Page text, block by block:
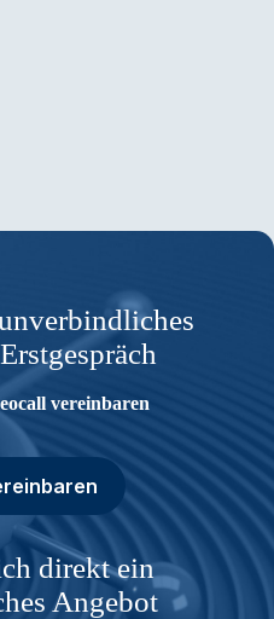
vereinbaren
direkt ein
Angebot